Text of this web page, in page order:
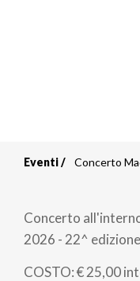
di
pane
Eventi Concerto
Concerto
2026 - 22^
COSTO: € 25,00